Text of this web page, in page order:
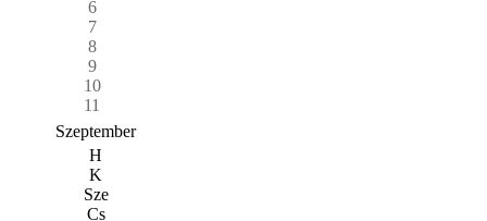
6
7
8
9
10
11
Szeptember
H
K
Sze
Cs